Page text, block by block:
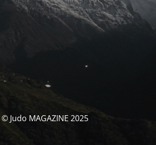
© Judo MAGAZINE 2025